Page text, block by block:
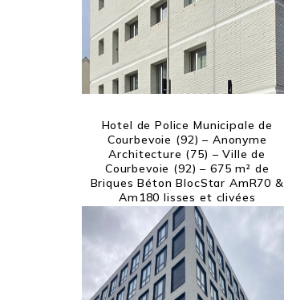
Hotel de Police Municipale de
Courbevoie (92) – Anonyme
Architecture (75) – Ville de
Courbevoie (92) – 675 m² de
Briques Béton BlocStar AmR70 &
Am180 lisses et clivées